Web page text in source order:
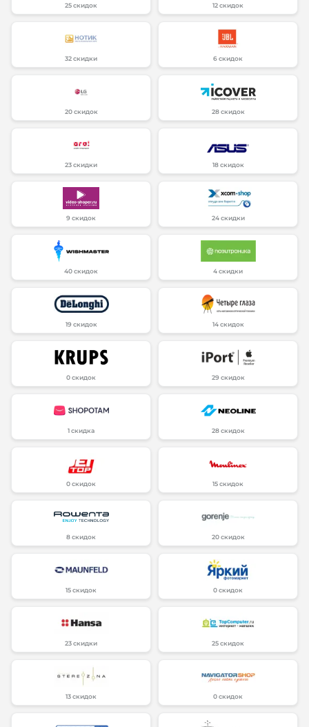
25 скидок 12 скидок
32 скидки 6 скидок
20 скидок 28 скидок
23 скидки 18 скидок
9 скидок 24 скидки
40 скидок 4 скидки
19 скидок 14 скидок
0 скидок 29 скидок
1 скидка 28 скидок
0 скидок 15 скидок
8 скидок 20 скидок
15 скидок 0 скидок
23 скидки 25 скидок
13 скидок 0 скидок